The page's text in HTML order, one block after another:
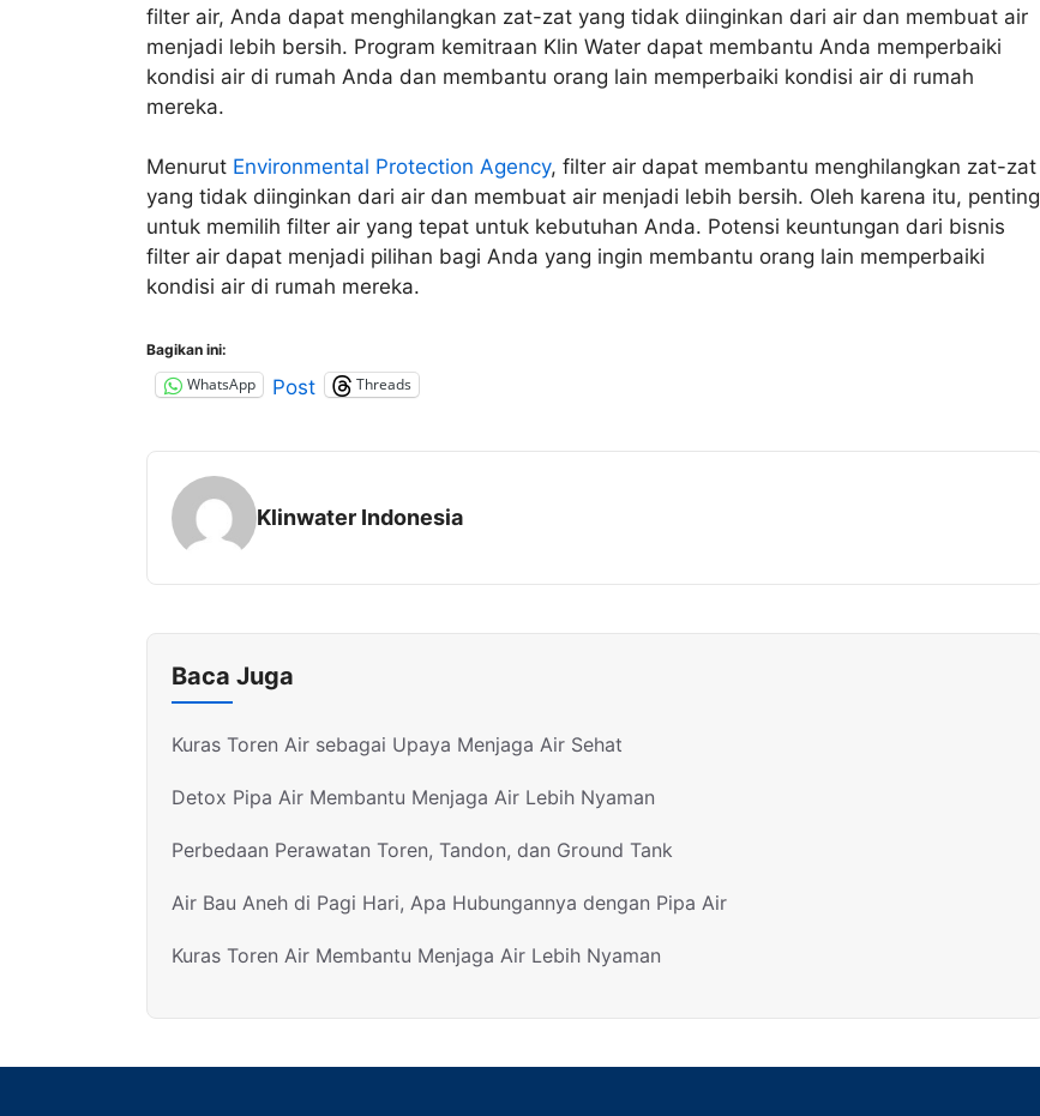
filter air, Anda dapat menghilangkan zat-zat yang tidak diinginkan dari air dan membuat air
menjadi lebih bersih. Program kemitraan Klin Water dapat membantu Anda memperbaiki
kondisi air di rumah Anda dan membantu orang lain memperbaiki kondisi air di rumah
mereka.
Menurut Environmental Protection Agency, filter air dapat membantu menghilangkan zat-zat
yang tidak diinginkan dari air dan membuat air menjadi lebih bersih. Oleh karena itu, penting
untuk memilih filter air yang tepat untuk kebutuhan Anda. Potensi keuntungan dari bisnis
filter air dapat menjadi pilihan bagi Anda yang ingin membantu orang lain memperbaiki
kondisi air di rumah mereka.
Bagikan ini:
WhatsApp Post Threads
Klinwater Indonesia
Baca Juga
Kuras Toren Air sebagai Upaya Menjaga Air Sehat
Detox Pipa Air Membantu Menjaga Air Lebih Nyaman
Perbedaan Perawatan Toren, Tandon, dan Ground Tank
Air Bau Aneh di Pagi Hari, Apa Hubungannya dengan Pipa Air
Kuras Toren Air Membantu Menjaga Air Lebih Nyaman